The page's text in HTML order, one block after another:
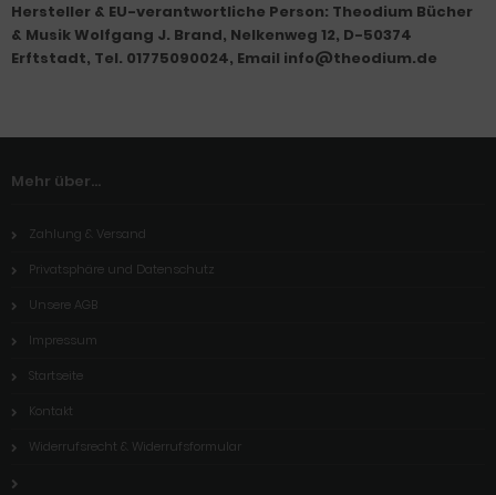
Hersteller & EU-verantwortliche Person: Theodium Bücher
& Musik Wolfgang J. Brand, Nelkenweg 12, D-50374
Erftstadt, Tel. 01775090024, Email info@theodium.de
Mehr über...
Zahlung & Versand
Privatsphäre und Datenschutz
Unsere AGB
Impressum
Startseite
Kontakt
Widerrufsrecht & Widerrufsformular